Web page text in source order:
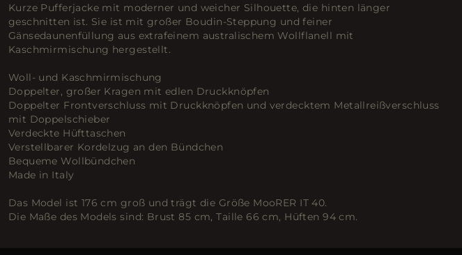
Kurze Pufferjacke mit moderner und weicher Silhouette, die hinten länger
geschnitten ist. Sie ist mit großer Boudin-Steppung und feiner
Gänsedaunenfüllung aus extrafeinem australischem Wollflanell mit
Kaschmirmischung hergestellt.
Woll- und Kaschmirmischung
Doppelter, großer Kragen mit edlen Druckknöpfen
Doppelter Frontverschluss mit Druckknöpfen und verdecktem Metallreißverschluss
mit Doppelschieber
Verdeckte Hüfttaschen
Verstellbarer Kordelzug an den Bündchen
Bequeme Wollbündchen
Made in Italy
Das Model ist 176 cm groß und trägt die Größe MooRER IT 40.
Die Maße des Models sind: Brust 85 cm, Taille 66 cm, Hüften 94 cm.